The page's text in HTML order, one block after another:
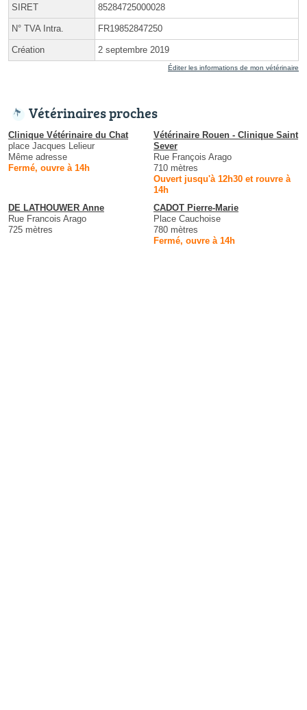
SIRET 85284725000028
N° TVA Intra. FR19852847250
Création 2 septembre 2019
Éditer les informations de mon vétérinaire
Vétérinaires proches
Clinique Vétérinaire du Chat
place Jacques Lelieur
Même adresse
Fermé, ouvre à 14h
Vétérinaire Rouen - Clinique Saint
Sever
Rue François Arago
710 mètres
Ouvert jusqu'à 12h30 et rouvre à
14h
DE LATHOUWER Anne
Rue Francois Arago
725 mètres
CADOT Pierre-Marie
Place Cauchoise
780 mètres
Fermé, ouvre à 14h